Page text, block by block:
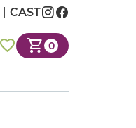
0
CAST